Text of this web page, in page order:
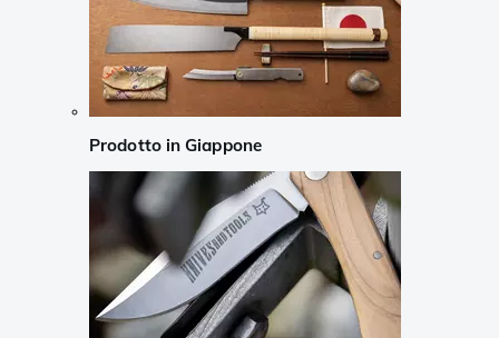
Prodotto in Giappone